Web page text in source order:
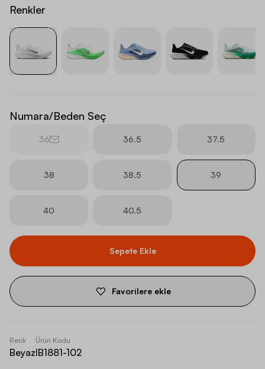
Renkler
Numara/Beden Seç
36 36.5 37.5
38 38.5 39
40 40.5
Sepete Ekle
Favorilere ekle
Renk
Beyaz
Ürün Kodu
IB1881-102